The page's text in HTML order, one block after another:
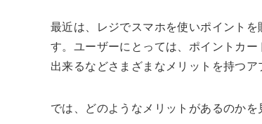
最近は、レジでスマホを使いポイント
す。ユーザーにとっては、ポイントカ
出来るなどさまざまなメリットを持つ
では、どのようなメリットがあるのかを